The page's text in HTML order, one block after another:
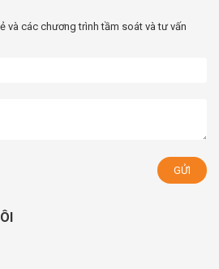
và các chương trình tầm soát và tư vấn